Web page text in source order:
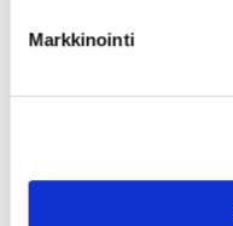
Markkinointi